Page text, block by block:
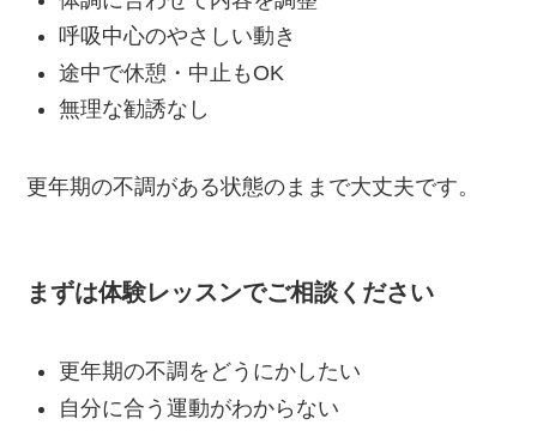
呼吸中心のやさしい動き
途中で休憩・中止もOK
無理な勧誘なし
更年期の不調がある状態のままで大丈夫です。
まずは体験レッスンでご相談ください
更年期の不調をどうにかしたい
自分に合う運動がわからない